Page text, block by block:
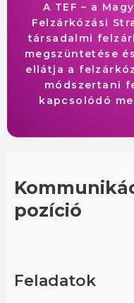
A TEF – a
Felzárkózási
társadalmi
megszüntetése
ellátja a
módszertani
kapcsolódó
pozíció
Feladatok